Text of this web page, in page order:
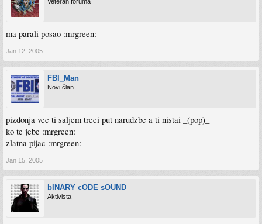
ma parali posao :mrgreen:
Jan 12, 2005
FBI_Man
Novi član
pizdonja vec ti saljem treci put narudzbe a ti nistai _(pop)_
ko te jebe :mrgreen:
zlatna pijac :mrgreen:
Jan 15, 2005
bINARY cODE sOUND
Aktivista